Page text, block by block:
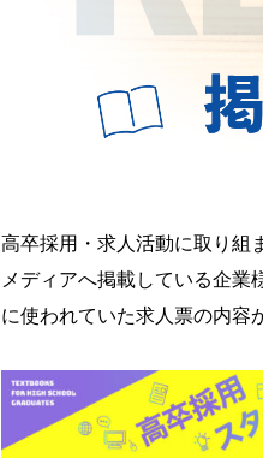
高卒採用・求人活動に取り組
メディアへ掲載している企
に使われていた求人票の内容